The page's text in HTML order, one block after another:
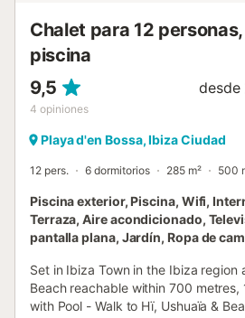
Chalet para 12
piscina
9,5
4 opiniones
desde
Playa d'en Bossa, Ibiza Ciudad
12 pers. 6 dormitorios 285 m² 500
Piscina exterior, Piscina, Wifi,
Terraza, Aire acondicionado,
pantalla plana, Jardín, Ropa de
Set in Ibiza Town in the Ibiza region
Beach reachable within 700 metres,
with Pool - Walk to Hï, Ushuaïa &